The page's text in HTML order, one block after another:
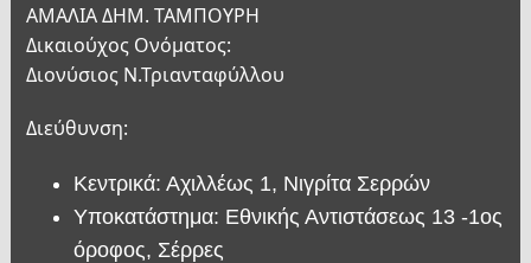
ΑΜΑΛΙΑ ΔΗΜ. ΤΑΜΠΟΥΡΗ
Δικαιούχος Ονόματος:
Διονύσιος Ν.Τριανταφύλλου
Διεύθυνση:
Κεντρικά: Αχιλλέως 1, Νιγρίτα Σερρών
Υποκατάστημα: Εθνικής Αντιστάσεως 13 -1ος
όροφος, Σέρρες